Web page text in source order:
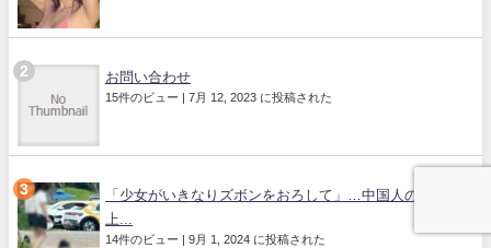
お問い合わせ
15件のビュー | 7月 12, 2023 に投稿された
「少女がいきなりズボンをおろして」…中国人の「路
上...
14件のビュー | 9月 1, 2024 に投稿された